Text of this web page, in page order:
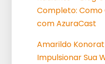
Completo: Como
com AzuraCast
Amarildo Konorat
Impulsionar Sua